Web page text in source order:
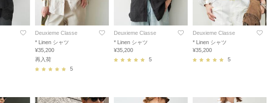
Deuxieme Classe
* Linen シャツ
¥35,200
再入荷
5
Deuxieme Classe
* Linen シャツ
¥35,200
5
Deuxieme Classe
* Linen シャツ
¥35,200
5